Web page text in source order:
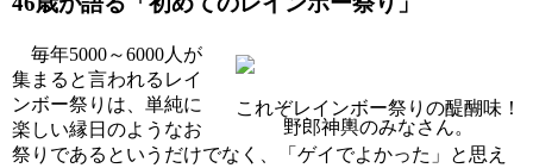
これぞレインボー祭りの醍醐味！
野郎神輿のみなさん。
毎年5000～6000人が
集まると言われるレイ
ンボー祭りは、単純に
楽しい縁日のようなお
祭りであるというだけでなく、「ゲイでよかった」と思え